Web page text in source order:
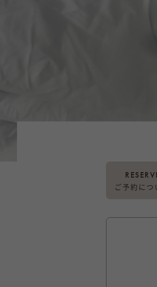
ご予約につ